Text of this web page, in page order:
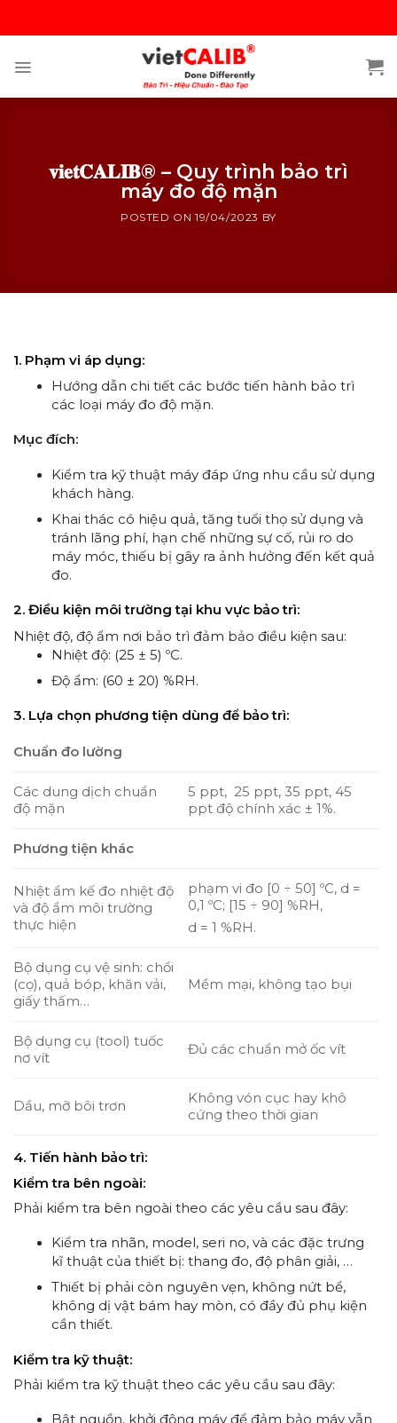
content
𝐯𝐢𝐞𝐭𝐂𝐀𝐋𝐈𝐁® – Quy trình bảo trì
máy đo độ mặn
POSTED ON19/04/2023 BY
1. Phạm vi áp dụng:
Hướng dẫn chi tiết các bước tiến hành bảo trì
các loại máy đo độ mặn.
Mục đích:
Kiểm tra kỹ thuật máy đáp ứng nhu cầu sử dụng
khách hàng.
Khai thác có hiệu quả, tăng tuổi thọ sử dụng và
tránh lãng phí, hạn chế những sự cố, rủi ro do
máy móc, thiếu bị gây ra ảnh hưởng đến kết quả
đo.
2. Điều kiện môi trường tại khu vực bảo trì:
Nhiệt độ, độ ẩm nơi bảo trì đảm bảo điều kiện sau:
Nhiệt độ: (25 ± 5) ºC.
Độ ẩm: (60 ± 20) %RH.
3. Lựa chọn phương tiện dùng để bảo trì:
Chuẩn đo lường
Các dung dịch chuẩn
độ mặn
5 ppt, 25 ppt, 35 ppt, 45
ppt độ chính xác ± 1%.
Phương tiện khác
Nhiệt ẩm kế đo nhiệt độ
và độ ẩm môi trường
thực hiện
phạm vi đo [0 ÷ 50] ºC, d =
0,1 ºC; [15 ÷ 90] %RH,
d = 1 %RH.
Bộ dụng cụ vệ sinh: chổi
(cọ), quả bóp, khăn vải,
giấy thấm…
Mềm mại, không tạo bụi
Bộ dụng cụ (tool) tuốc
nơ vít
Đủ các chuẩn mở ốc vít
Dầu, mỡ bôi trơn
Không vón cục hay khô
cứng theo thời gian
4. Tiến hành bảo trì:
Kiểm tra bên ngoài:
Phải kiểm tra bên ngoài theo các yêu cầu sau đây:
Kiểm tra nhãn, model, seri no, và các đặc trưng
kĩ thuật của thiết bị: thang đo, độ phân giải, …
Thiết bị phải còn nguyên vẹn, không nứt bể,
không dị vật bám hay mòn, có đầy đủ phụ kiện
cần thiết.
Kiểm tra kỹ thuật:
Phải kiểm tra kỹ thuật theo các yêu cầu sau đây:
Bật nguồn, khởi động máy để đảm bảo máy vẫn